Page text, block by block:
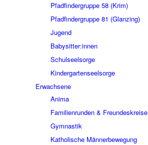
Pfadfindergruppe 58 (Krim)
Pfadfindergruppe 81 (Glanzing)
Jugend
Babysitter:innen
Schulseelsorge
Kindergartenseelsorge
Erwachsene
Anima
Familienrunden & Freundeskreise
Gymnastik
Katholische Männerbewegung